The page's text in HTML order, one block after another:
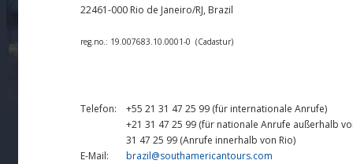
22461-000 Rio de Janeiro/RJ, Brazil
reg.no.: 19.007683.10.0001-0 (Cadastur)
Telefon:
E-Mail:
+55 21 31 47 25 99 (für internationale Anrufe)
+21 31 47 25 99 (für nationale Anrufe außerhalb
31 47 25 99 (Anrufe innerhalb von Rio)
brazil@southamericantours.com